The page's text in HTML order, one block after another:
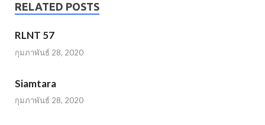
RELATED POSTS
RLNT 57
กุมภาพันธ์ 28, 2020
Siamtara
กุมภาพันธ์ 28, 2020